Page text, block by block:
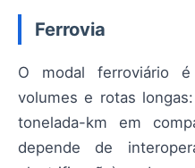
Ferrovia
O modal ferroviário
volumes e rotas
tonelada-km em
depende de